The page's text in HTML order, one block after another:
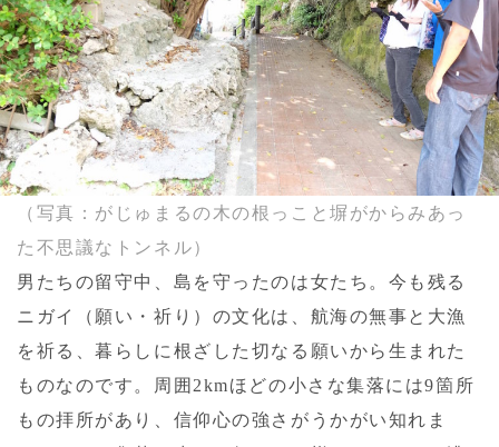
（写真：がじゅまるの木の根っこと塀がからみあっ
た不思議なトンネル）
男たちの留守中、島を守ったのは女たち。今も残る
ニガイ（願い・祈り）の文化は、航海の無事と大漁
を祈る、暮らしに根ざした切なる願いから生まれた
ものなのです。周囲2kmほどの小さな集落には9箇所
もの拝所があり、信仰心の強さがうかがい知れま